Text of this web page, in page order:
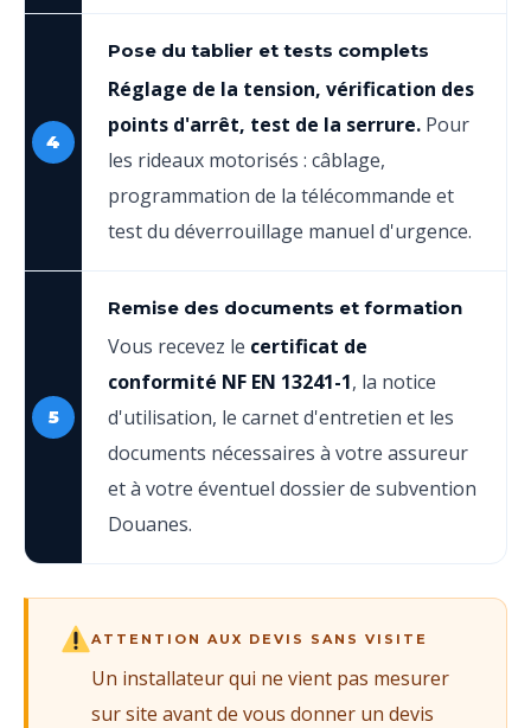
4
Pose du tablier et tests complets
Réglage de la tension, vérification des
points d'arrêt, test de la serrure. Pour
les rideaux motorisés : câblage,
programmation de la télécommande et
test du déverrouillage manuel d'urgence.
5
Remise des documents et formation
Vous recevez le certificat de
conformité NF EN 13241-1, la notice
d'utilisation, le carnet d'entretien et les
documents nécessaires à votre assureur
et à votre éventuel dossier de subvention
Douanes.
ATTENTION AUX DEVIS SANS VISITE
Un installateur qui ne vient pas mesurer
sur site avant de vous donner un devis